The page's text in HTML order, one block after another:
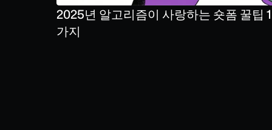
2025년 알고리즘이 사랑하는 숏폼 꿀팁
가지